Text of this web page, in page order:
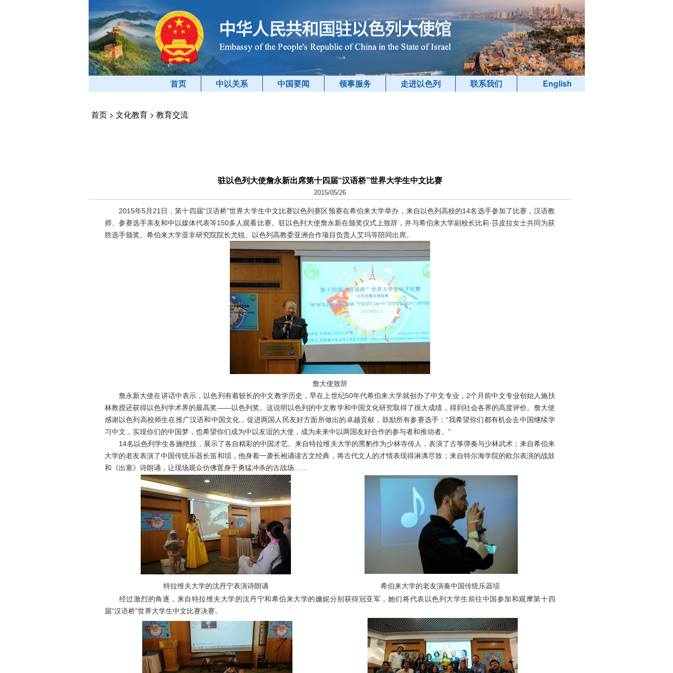
首页 中以关系 中国要闻 领事服务 走进以色列 联系我们 English
首页> 文化教育> 教育交流
驻以色列大使詹永新出席第十四届“汉语桥”世界大学生中文比赛
2015/05/26
2015年5月21日，第十四届“汉语桥”世界大学生中文比赛以色列赛区预赛在希伯来大学举办，来自以色列高校的14名选手参加了比赛，汉语教
师、参赛选手亲友和中以媒体代表等150多人观看比赛。驻以色列大使詹永新在颁奖仪式上致辞，并与希伯来大学副校长比莉·莎皮拉女士共同为获
胜选手颁奖。希伯来大学亚非研究院院长尤锐、以色列高教委亚洲合作项目负责人艾玛等陪同出席。
詹大使致辞
詹永新大使在讲话中表示，以色列有着较长的中文教学历史，早在上世纪50年代希伯来大学就创办了中文专业，2个月前中文专业创始人施扶
林教授还获得以色列学术界的最高奖——以色列奖。这说明以色列的中文教学和中国文化研究取得了很大成绩，得到社会各界的高度评价。詹大使
感谢以色列高校师生在推广汉语和中国文化，促进两国人民友好方面所做出的卓越贡献，鼓励所有参赛选手：“我希望你们都有机会去中国继续学
习中文，实现你们的中国梦，也希望你们成为中以友谊的大使，成为未来中以两国友好合作的参与者和推动者。”
14名以色列学生各施绝技，展示了各自精彩的中国才艺。来自特拉维夫大学的黑豹作为少林寺传人，表演了古筝弹奏与少林武术；来自希伯来
大学的老友表演了中国传统乐器长笛和埙，他身着一袭长袍诵读古文经典，将古代文人的才情表现得淋漓尽致；来自特尔海学院的欧尔表演的战鼓
和《出塞》诗朗诵，让现场观众仿佛置身于勇猛冲杀的古战场……
特拉维夫大学的沈丹宁表演诗朗诵
希伯来大学的老友演奏中国传统乐器埙
经过激烈的角逐，来自特拉维夫大学的沈丹宁和希伯来大学的姗妮分别获得冠亚军，她们将代表以色列大学生前往中国参加和观摩第十四
届“汉语桥”世界大学生中文比赛决赛。